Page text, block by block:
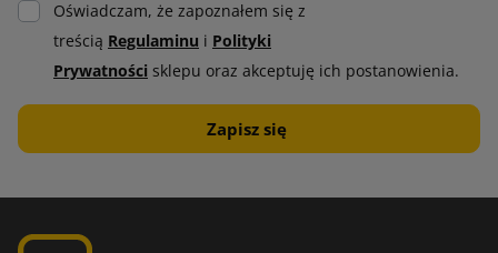
Oświadczam, że zapoznałem się z
treścią Regulaminu i Polityki
Prywatności sklepu oraz akceptuję ich postanowienia.